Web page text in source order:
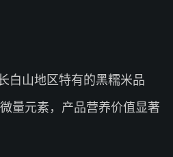
白山地区特有的黑糯米品
量元素，产品营养价值显著